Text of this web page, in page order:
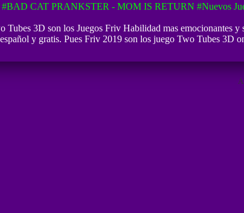
#BAD CAT PRANKSTER - MOM IS RETURN #Nuevos
Tubes 3D son los Juegos Friv Habilidad mas emocionantes y
y gratis. Pues Friv 2019 son los juego Two Tubes 3D